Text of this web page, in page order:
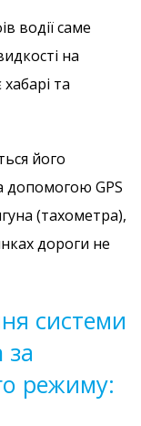
водії саме
на
та
його
допомогою GPS
(тахометра),
дороги не
системи
за
режиму: